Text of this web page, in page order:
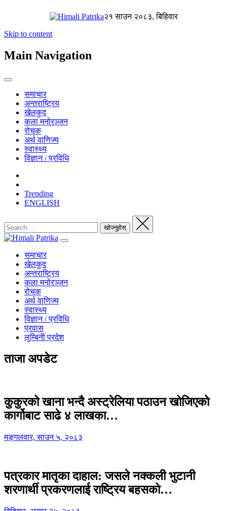
२१ साउन २०८३, बिहिवार
Skip to content
Main Navigation
समाचार
अन्तराष्ट्रिय
खेलकुद
कला मनोरञ्जन
रोचक
अर्थ वाणिज्य
स्वास्थ्य
विज्ञान / प्रविधि
Trending
ENGLISH
समाचार
खेलकुद
अन्तराष्ट्रिय
कला मनोरञ्जन
रोचक
अर्थ वाणिज्य
स्वास्थ्य
विज्ञान / प्रविधि
प्रवास
लुम्बिनी प्रदेश
ताजा अपडेट
कुकुरको खाना भन्दै अस्ट्रेलिया पठाउन खोजिएको
कार्गोबाट साढे ४ लाखका…
मङ्गलवार, साउन ५, २०८३
पत्रकार मातृका दाहाल: जसले नक्कली भुटानी
शरणार्थी प्रकरणलाई राष्ट्रिय बहसको…